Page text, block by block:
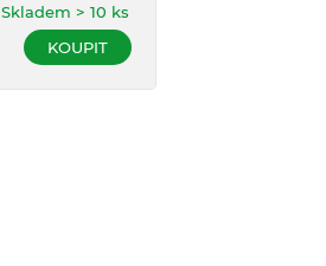
Skladem > 10 ks
KOUPIT